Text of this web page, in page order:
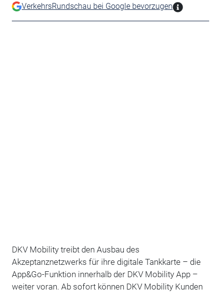
VerkehrsRundschau bei Google bevorzugen
DKV Mobility treibt den Ausbau des
Akzeptanznetzwerks für ihre digitale Tankkarte – die
App&Go-Funktion innerhalb der DKV Mobility App –
weiter voran. Ab sofort können DKV Mobility Kunden